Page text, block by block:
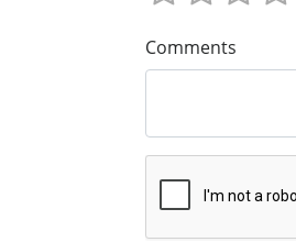
Comments